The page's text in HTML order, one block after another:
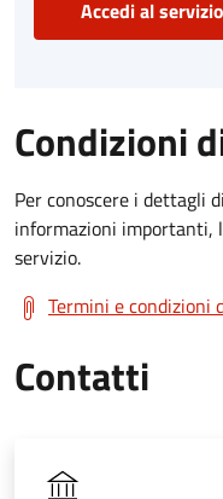
Accedi al servizio
Condizioni
Per conoscere i dettagli
informazioni importanti,
servizio.
Termini e condizioni
Contatti